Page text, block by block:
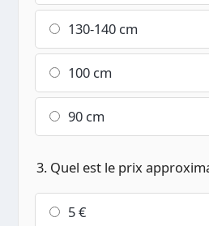
130-140 cm
100 cm
90 cm
3. Quel est le prix
5 €